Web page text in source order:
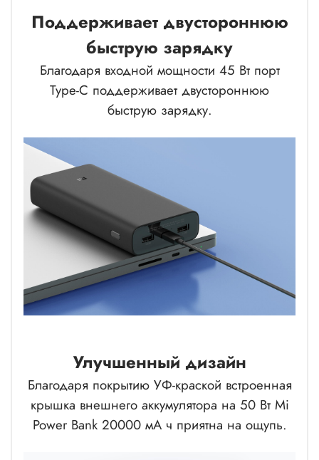
Поддерживает двустороннюю
быструю зарядку
Благодаря входной мощности 45 Вт порт
Type-C поддерживает двустороннюю
быструю зарядку.
Улучшенный дизайн
Благодаря покрытию УФ-краской встроенная
крышка внешнего аккумулятора на 50 Вт Mi
Power Bank 20000 мА ч приятна на ощупь.